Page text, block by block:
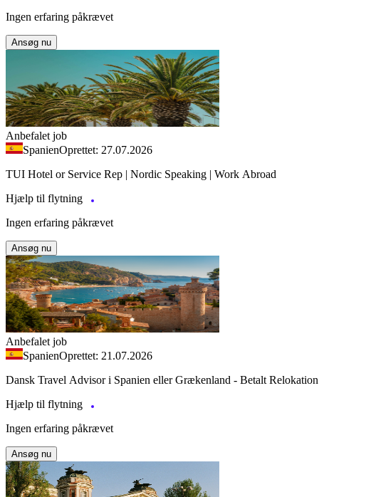
Ingen erfaring påkrævet
Ansøg nu
Anbefalet job
SpanienOprettet: 27.07.2026
TUI Hotel or Service Rep | Nordic Speaking | Work Abroad
Hjælp til flytning
Ingen erfaring påkrævet
Ansøg nu
Anbefalet job
SpanienOprettet: 21.07.2026
Dansk Travel Advisor i Spanien eller Grækenland - Betalt Relokation
Hjælp til flytning
Ingen erfaring påkrævet
Ansøg nu